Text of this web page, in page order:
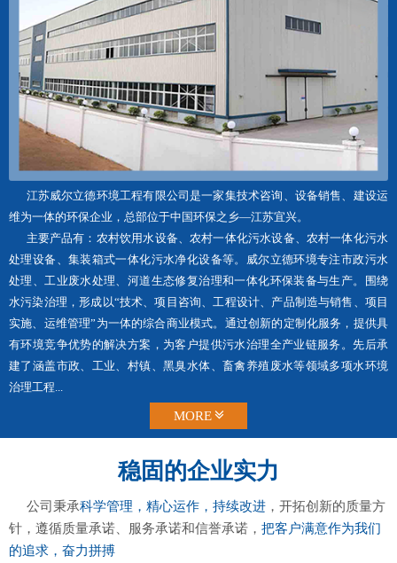
江苏威尔立德环境工程有限公司是一家集技术咨询、设备销售、建设运
维为一体的环保企业，总部位于中国环保之乡—江苏宜兴。
主要产品有：农村饮用水设备、农村一体化污水设备、农村一体化污水
处理设备、集装箱式一体化污水净化设备等。威尔立德环境专注市政污水
处理、工业废水处理、河道生态修复治理和一体化环保装备与生产。围绕
水污染治理，形成以“技术、项目咨询、工程设计、产品制造与销售、项目
实施、运维管理”为一体的综合商业模式。通过创新的定制化服务，提供具
有环境竞争优势的解决方案，为客户提供污水治理全产业链服务。先后承
建了涵盖市政、工业、村镇、黑臭水体、畜禽养殖废水等领域多项水环境
治理工程...
MORE
稳固的企业实力
公司秉承科学管理，精心运作，持续改进 ，开拓创新的质量方
针，遵循质量承诺、服务承诺和信誉承诺， 把客户满意作为我们
的追求，奋力拼搏